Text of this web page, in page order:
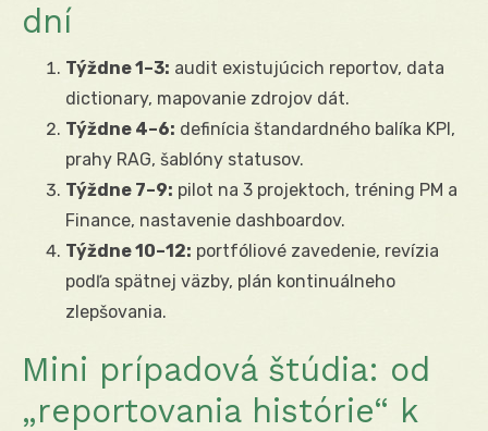
dní
Týždne 1–3: audit existujúcich reportov, data
dictionary, mapovanie zdrojov dát.
Týždne 4–6: definícia štandardného balíka KPI,
prahy RAG, šablóny statusov.
Týždne 7–9: pilot na 3 projektoch, tréning PM a
Finance, nastavenie dashboardov.
Týždne 10–12: portfóliové zavedenie, revízia
podľa spätnej väzby, plán kontinuálneho
zlepšovania.
Mini prípadová štúdia: od
„reportovania histórie“ k